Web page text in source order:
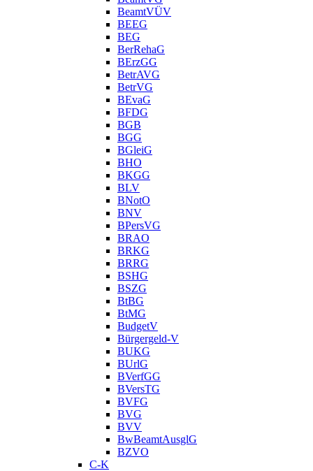
BeamtVÜV
BEEG
BEG
BerRehaG
BErzGG
BetrAVG
BetrVG
BEvaG
BFDG
BGB
BGG
BGleiG
BHO
BKGG
BLV
BNotO
BNV
BPersVG
BRAO
BRKG
BRRG
BSHG
BSZG
BtBG
BtMG
BudgetV
Bürgergeld-V
BUKG
BUrlG
BVerfGG
BVersTG
BVFG
BVG
BVV
BwBeamtAusglG
BZVO
C-K